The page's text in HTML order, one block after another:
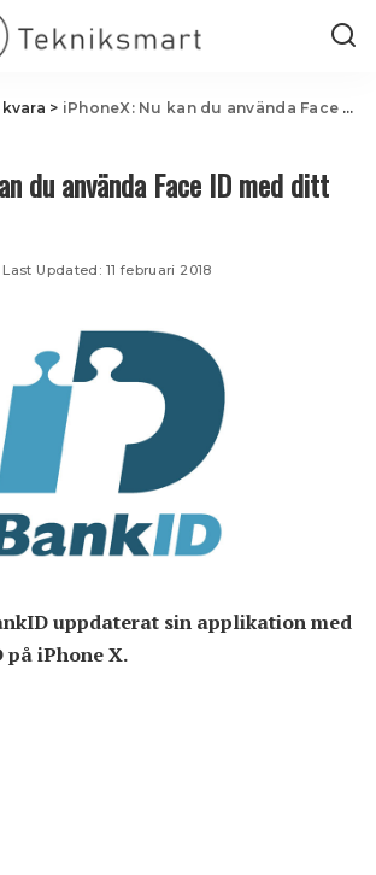
> iPhoneX: Nu kan du använda Face ID med ditt BankID
du använda Face ID med ditt
Last Updated: 11 februari 2018
uppdaterat sin applikation med
på iPhone X.